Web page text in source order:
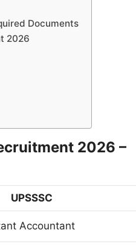
Documents
2026
2026 –
UPSSSC
Accountant